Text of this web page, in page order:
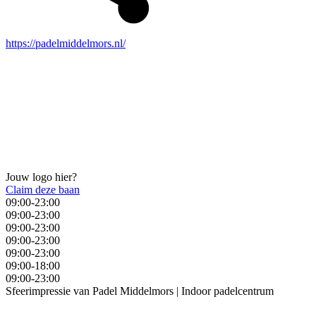
https://padelmiddelmors.nl/
Jouw logo hier?
Claim deze baan
09:00-23:00
09:00-23:00
09:00-23:00
09:00-23:00
09:00-23:00
09:00-18:00
09:00-23:00
Sfeerimpressie van Padel Middelmors | Indoor padelcentrum